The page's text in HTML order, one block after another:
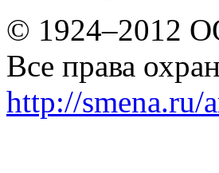
© 1924–2012
Все права
http://smena.ru/